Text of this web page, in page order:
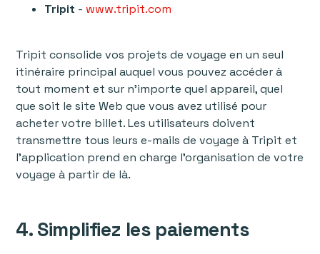
Tripit - www.tripit.com
Tripit consolide vos projets de voyage en un seul
itinéraire principal auquel vous pouvez accéder à
tout moment et sur n'importe quel appareil, quel
que soit le site Web que vous avez utilisé pour
acheter votre billet. Les utilisateurs doivent
transmettre tous leurs e-mails de voyage à Tripit et
l'application prend en charge l’organisation de votre
voyage à partir de là.
4. Simplifiez les paiements